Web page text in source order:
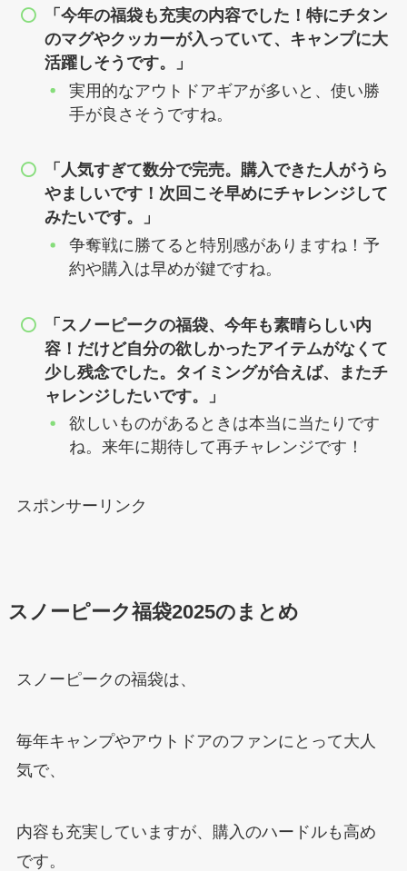
「今年の福袋も充実の内容でした！特にチタン
のマグやクッカーが入っていて、キャンプに大
活躍しそうです。」
実用的なアウトドアギアが多いと、使い勝
手が良さそうですね。
「人気すぎて数分で完売。購入できた人がうら
やましいです！次回こそ早めにチャレンジして
みたいです。」
争奪戦に勝てると特別感がありますね！予
約や購入は早めが鍵ですね。
「スノーピークの福袋、今年も素晴らしい内
容！だけど自分の欲しかったアイテムがなくて
少し残念でした。タイミングが合えば、またチ
ャレンジしたいです。」
欲しいものがあるときは本当に当たりです
ね。来年に期待して再チャレンジです！
スポンサーリンク
スノーピーク福袋2025のまとめ
スノーピークの福袋は、
毎年キャンプやアウトドアのファンにとって大人
気で、
内容も充実していますが、購入のハードルも高め
です。